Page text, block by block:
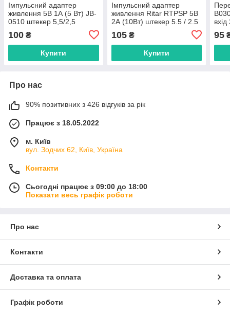
Імпульсний адаптер
живлення 5В 1А (5 Вт) JB-
0510 штекер 5,5/2,5
100 ₴
Купити
Імпульсний адаптер
живлення Ritar RTPSP 5В
2А (10Вт) штекер 5.5 / 2.5
105₴
Купити
95
Про нас
90% позитивних з 426 відгуків за рік
Працює з 18.05.2022
м. Київ
вул. Зодчих 62, Київ, Україна
Контакти
Сьогодні працює з 09:00 до 18:00
Показати весь графік роботи
Про нас
Контакти
Доставка та оплата
Графік роботи